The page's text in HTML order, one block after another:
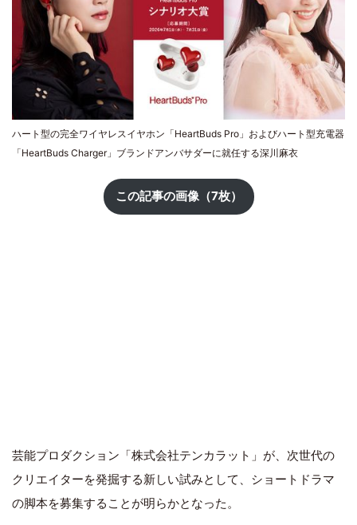
ハート型の完全ワイヤレスイヤホン「HeartBuds Pro」およびハート型充電器
「HeartBuds Charger」ブランドアンバサダーに就任する深川麻衣
この記事の画像（7枚）
芸能プロダクション「株式会社テンカラット」が、次世代の
クリエイターを発掘する新しい試みとして、ショートドラマ
の脚本を募集することが明らかとなった。